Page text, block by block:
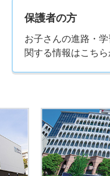
保護者の方
お子さんの進路・
関する情報はこちら